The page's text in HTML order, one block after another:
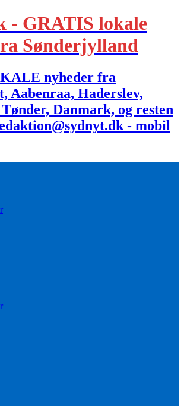
- GRATIS lokale
Sønderjylland
nyheder fra
Aabenraa, Haderslev,
Danmark, og resten
- mobil